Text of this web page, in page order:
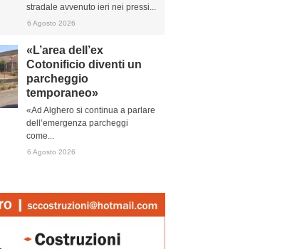
stradale avvenuto ieri nei pressi...
6 Agosto 2026
«L’area dell’ex
Cotonificio diventi un
parcheggio
temporaneo»
«Ad Alghero si continua a parlare
dell’emergenza parcheggi
come...
6 Agosto 2026